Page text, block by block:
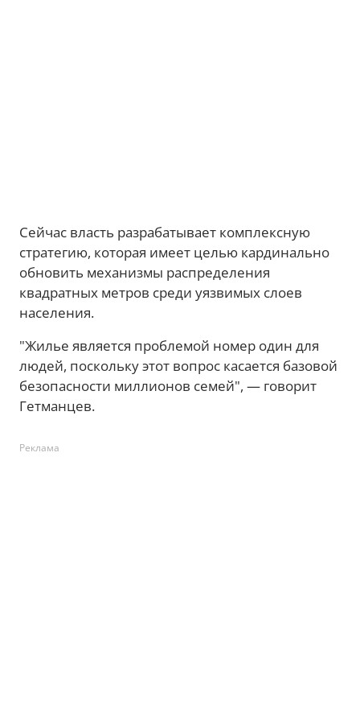
Сейчас власть разрабатывает комплексную
стратегию, которая имеет целью кардинально
обновить механизмы распределения
квадратных метров среди уязвимых слоев
населения.
"Жилье является проблемой номер один для
людей, поскольку этот вопрос касается базовой
безопасности миллионов семей", — говорит
Гетманцев.
Реклама